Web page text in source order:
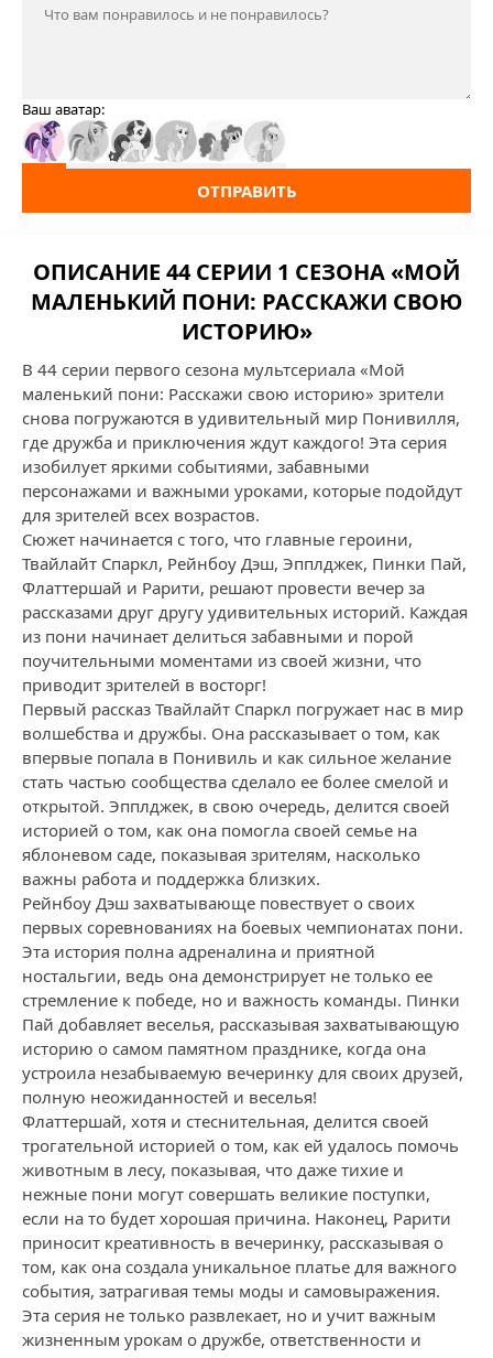
Ваш аватар:
ОТПРАВИТЬ
ОПИСАНИЕ 44 СЕРИИ 1 СЕЗОНА «МОЙ
МАЛЕНЬКИЙ ПОНИ: РАССКАЖИ СВОЮ
ИСТОРИЮ»
В 44 серии первого сезона мультсериала «Мой
маленький пони: Расскажи свою историю» зрители
снова погружаются в удивительный мир Понивилля,
где дружба и приключения ждут каждого! Эта серия
изобилует яркими событиями, забавными
персонажами и важными уроками, которые подойдут
для зрителей всех возрастов.
Сюжет начинается с того, что главные героини,
Твайлайт Спаркл, Рейнбоу Дэш, Эпплджек, Пинки Пай,
Флаттершай и Рарити, решают провести вечер за
рассказами друг другу удивительных историй. Каждая
из пони начинает делиться забавными и порой
поучительными моментами из своей жизни, что
приводит зрителей в восторг!
Первый рассказ Твайлайт Спаркл погружает нас в мир
волшебства и дружбы. Она рассказывает о том, как
впервые попала в Понивиль и как сильное желание
стать частью сообщества сделало ее более смелой и
открытой. Эпплджек, в свою очередь, делится своей
историей о том, как она помогла своей семье на
яблоневом саде, показывая зрителям, насколько
важны работа и поддержка близких.
Рейнбоу Дэш захватывающе повествует о своих
первых соревнованиях на боевых чемпионатах пони.
Эта история полна адреналина и приятной
ностальгии, ведь она демонстрирует не только ее
стремление к победе, но и важность команды. Пинки
Пай добавляет веселья, рассказывая захватывающую
историю о самом памятном празднике, когда она
устроила незабываемую вечеринку для своих друзей,
полную неожиданностей и веселья!
Флаттершай, хотя и стеснительная, делится своей
трогательной историей о том, как ей удалось помочь
животным в лесу, показывая, что даже тихие и
нежные пони могут совершать великие поступки,
если на то будет хорошая причина. Наконец, Рарити
приносит креативность в вечеринку, рассказывая о
том, как она создала уникальное платье для важного
события, затрагивая темы моды и самовыражения.
Эта серия не только развлекает, но и учит важным
жизненным урокам о дружбе, ответственности и